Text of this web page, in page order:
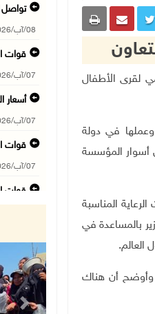
لقرى الأطفال
في دولة
أسوار المؤسسة
المناسبة
بالمساعدة في
وأوضح أن هناك
تواصل
08/آب/2026 12:01 ص
قوات
07/آب/2026 11:49 م
أسعار
07/آب/2026 11:11 م
قوات
07/آب/2026 10:40 م
قوات
07/آب/2026 10:15 م
07/آب/2026 08:52 م
Next